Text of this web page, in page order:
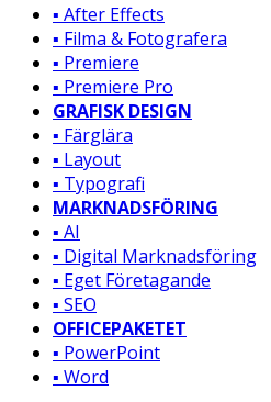
▪️ After Effects
▪️ Filma & Fotografera
▪️ Premiere
▪️ Premiere Pro
GRAFISK DESIGN
▪️ Färglära
▪️ Layout
▪️ Typografi
MARKNADSFÖRING
▪️ AI
▪️ Digital Marknadsföring
▪️ Eget Företagande
▪️ SEO
OFFICEPAKETET
▪️ PowerPoint
▪️ Word